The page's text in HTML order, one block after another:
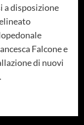
a disposizione
Falcone e
di nuovi